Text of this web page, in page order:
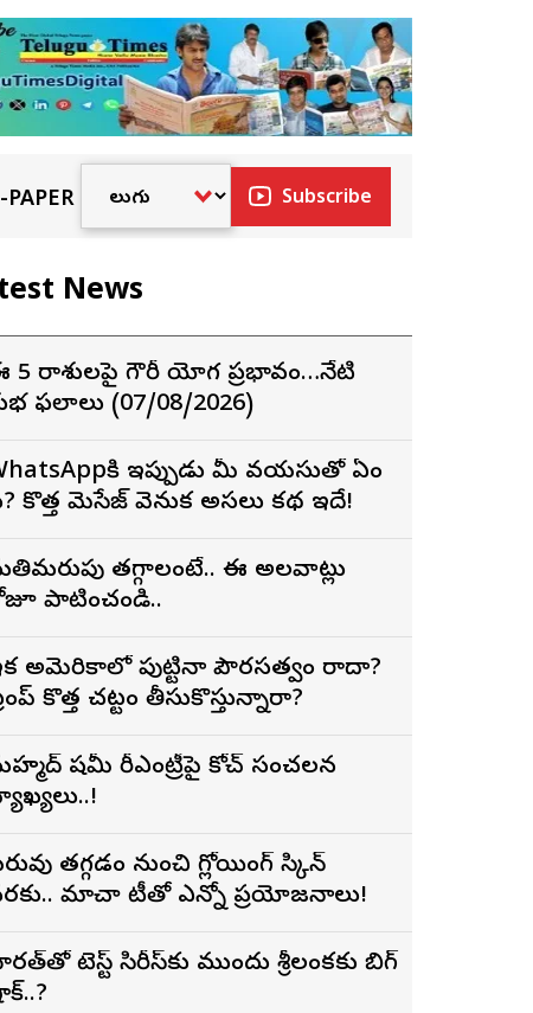
PAPER Subscribe
News
5 రాశులపై గౌరీ యోగ ప్రభావం…నేటి
శుభ ఫలాలు (07/08/2026)
ఇప్పుడు మీ వయసుతో ఏం
కొత్త మెసేజ్ వెనుక అసలు కథ ఇదే!
తగ్గాలంటే.. ఈ అలవాట్లు
పాటించండి..
అమెరికాలో పుట్టినా పౌరసత్వం రాదా?
కొత్త చట్టం తీసుకొస్తున్నారా?
షమీ రీఎంట్రీపై కోచ్ సంచలన
తగ్గడం నుంచి గ్లోయింగ్ స్కిన్
మాచా టీతో ఎన్నో ప్రయోజనాలు!
టెస్ట్ సిరీస్‌కు ముందు శ్రీలంకకు బిగ్